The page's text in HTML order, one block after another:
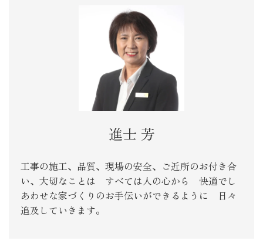
進士 芳
工事の施工、品質、現場の安全、ご近所のお付き合
い、大切なことは すべては人の心から 快適でし
あわせな家づくりのお手伝いができるように 日々
追及していきます。